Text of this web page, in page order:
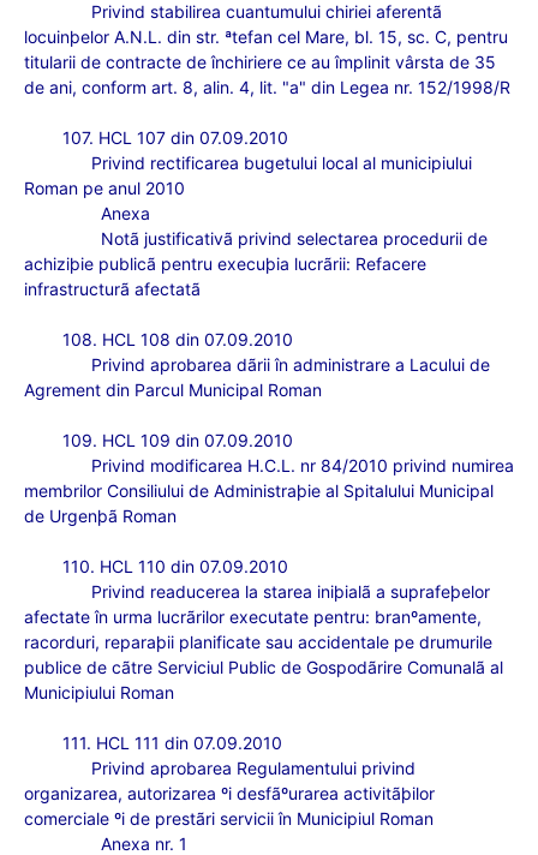
Privind stabilirea cuantumului chiriei aferentã
locuinþelor A.N.L. din str. ªtefan cel Mare, bl. 15, sc. C, pentru
titularii de contracte de închiriere ce au împlinit vârsta de 35
de ani, conform art. 8, alin. 4, lit. "a" din Legea nr. 152/1998/R
107. HCL 107 din 07.09.2010
Privind rectificarea bugetului local al municipiului
Roman pe anul 2010
Anexa
Notã justificativã privind selectarea procedurii de
achiziþie publicã pentru execuþia lucrãrii: Refacere
infrastructurã afectatã
108. HCL 108 din 07.09.2010
Privind aprobarea dãrii în administrare a Lacului de
Agrement din Parcul Municipal Roman
109. HCL 109 din 07.09.2010
Privind modificarea H.C.L. nr 84/2010 privind numirea
membrilor Consiliului de Administraþie al Spitalului Municipal
de Urgenþã Roman
110. HCL 110 din 07.09.2010
Privind readucerea la starea iniþialã a suprafeþelor
afectate în urma lucrãrilor executate pentru: branºamente,
racorduri, reparaþii planificate sau accidentale pe drumurile
publice de cãtre Serviciul Public de Gospodãrire Comunalã al
Municipiului Roman
111. HCL 111 din 07.09.2010
Privind aprobarea Regulamentului privind
organizarea, autorizarea ºi desfãºurarea activitãþilor
comerciale ºi de prestãri servicii în Municipiul Roman
Anexa nr. 1